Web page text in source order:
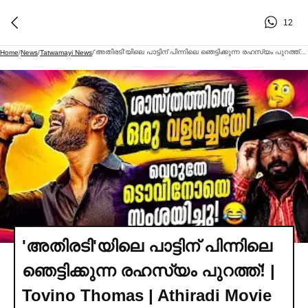
12
Home/News/Tatwamayi News/ 'അതിരടി'യിലെ പാട്ടിന് പിന്നിലെ ഞെട്ടിക്കുന്ന രഹസ്യം പുറത്ത്! | Tovino Thomas | Athiradi Movie
'അതിരടി'യിലെ പാട്ടിന് പിന്നിലെ
ഞെട്ടിക്കുന്ന രഹസ്യം പുറത്ത്! |
Tovino Thomas | Athiradi Movie